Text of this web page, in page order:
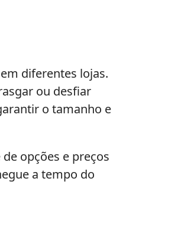
diferentes lojas.
ou desfiar
o tamanho e
opções e preços
a tempo do